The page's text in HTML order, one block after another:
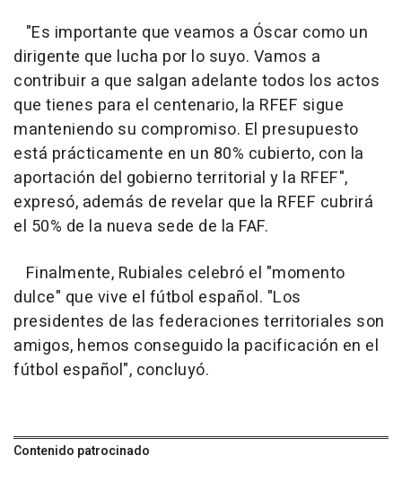
"Es importante que veamos a Óscar como un
dirigente que lucha por lo suyo. Vamos a
contribuir a que salgan adelante todos los actos
que tienes para el centenario, la RFEF sigue
manteniendo su compromiso. El presupuesto
está prácticamente en un 80% cubierto, con la
aportación del gobierno territorial y la RFEF",
expresó, además de revelar que la RFEF cubrirá
el 50% de la nueva sede de la FAF.
Finalmente, Rubiales celebró el "momento
dulce" que vive el fútbol español. "Los
presidentes de las federaciones territoriales son
amigos, hemos conseguido la pacificación en el
fútbol español", concluyó.
Contenido patrocinado